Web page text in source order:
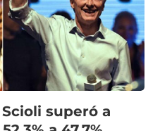
superó a